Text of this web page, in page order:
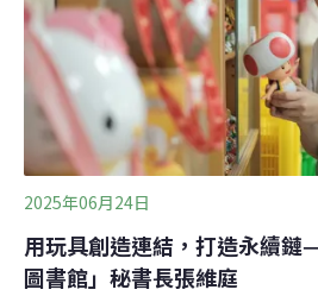
為回應這股需求，里仁近期打造結
物館」策展。透過無農藥、有機
為主軸的互動展演，讓消費者在
與食農教育。里仁行銷經理陳美
育，
2025年06月24日
用玩具創造連結，打造永續
圖書館」秘書長張維庭